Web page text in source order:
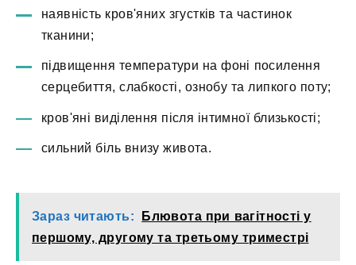
наявність кров'яних згустків та частинок
тканини;
підвищення температури на фоні посилення
серцебиття, слабкості, ознобу та липкого поту;
кров'яні виділення після інтимної близькості;
сильний біль внизу живота.
Зараз читають:
Блювота при вагітності у
першому, другому та третьому триместрі